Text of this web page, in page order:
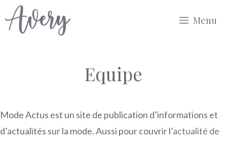
Aller
au
Menu
Equipe
Mode Actus est un site de publication d’informations et
d’actualités sur la mode. Aussi pour couvrir l’actualité de